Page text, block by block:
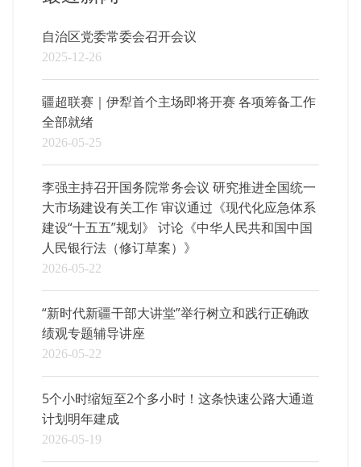
自治区党委常委会召开会议
2025-12-26
疆超联赛｜伊犁首个主场即将开赛 各项筹备工作
全部就绪
2026-05-25
李强主持召开国务院常务会议 研究推进全国统一
大市场建设有关工作 审议通过《现代化应急体系
建设“十五五”规划》 讨论《中华人民共和国中国
人民银行法（修订草案）》
2026-05-22
“新时代新疆干部大讲堂”举行树立和践行正确政
绩观专题辅导讲座
2026-05-22
5个小时缩短至2个多小时！这条快速公路大通道
计划明年建成
2026-05-19